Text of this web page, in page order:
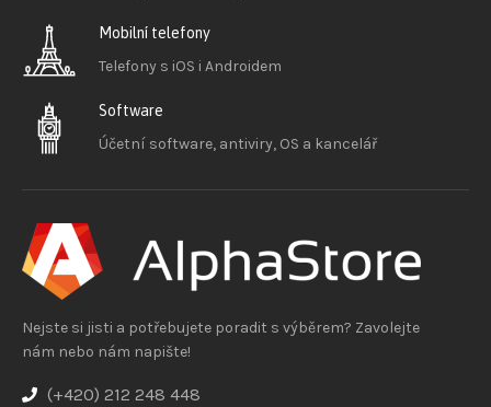
Mobilní telefony
Telefony s iOS i Androidem
Software
Účetní software, antiviry, OS a kancelář
Nejste si jisti a potřebujete poradit s výběrem? Zavolejte
nám nebo nám napište!
(+420) 212 248 448